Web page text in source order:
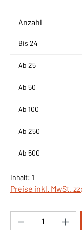
Anzahl
Bis 24
Ab 25
Ab 50
Ab 100
Ab 250
Ab 500
Inhalt: 1
Preise inkl. MwSt.
Produkt